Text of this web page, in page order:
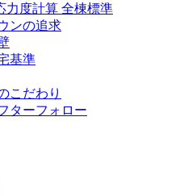
力度計算 全棟標準
ンの追求
基準
こだわり
ターフォロー